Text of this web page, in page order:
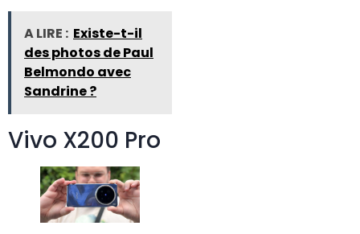
A LIRE : Existe-t-il
des photos de Paul
Belmondo avec
Sandrine ?
Vivo X200 Pro